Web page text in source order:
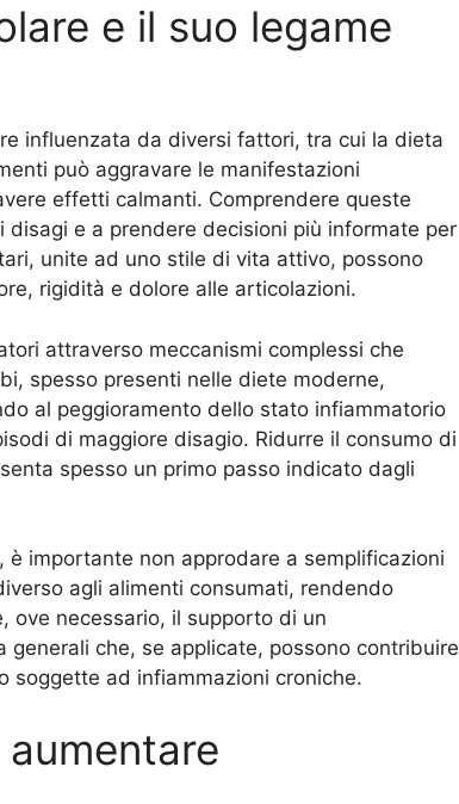
e il suo legame
influenzata da diversi fattori, tra cui la dieta
può aggravare le manifestazioni
effetti calmanti. Comprendere queste
disagi e a prendere decisioni più informate per
unite ad uno stile di vita attivo, possono
rigidità e dolore alle articolazioni.
attraverso meccanismi complessi che
spesso presenti nelle diete moderne,
al peggioramento dello stato infiammatorio
di maggiore disagio. Ridurre il consumo di
spesso un primo passo indicato dagli
importante non approdare a semplificazioni
agli alimenti consumati, rendendo
ove necessario, il supporto di un
che, se applicate, possono contribuire
soggette ad infiammazioni croniche.